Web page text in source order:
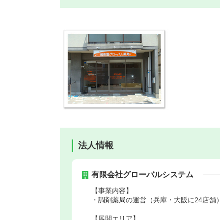
法人情報
有限会社グローバルシステム
【事業内容】
・調剤薬局の運営（兵庫・大阪に24店舗